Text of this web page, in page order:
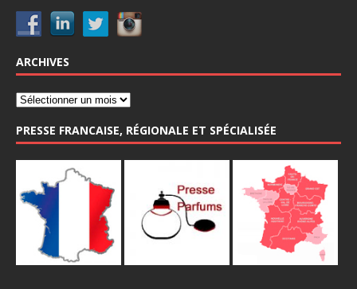
ARCHIVES
PRESSE FRANCAISE, RÉGIONALE ET SPÉCIALISÉE